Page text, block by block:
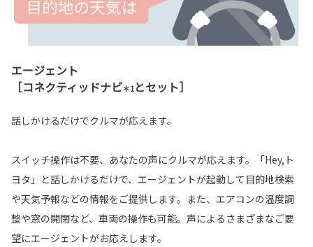
エージェント
［コネクティッドナビ＊1とセット］
話しかけるだけでクルマが応えます。
スイッチ操作は不要、あなたの声にクルマが応えます。「Hey,ト
ヨタ」と話しかけるだけで、エージェントが起動して目的地検索
や天気予報などの情報をご提供します。また、エアコンの温度調
整や窓の開閉など、車両の操作も可能。声によるさまざまなご要
望にエージェントがお応えします。